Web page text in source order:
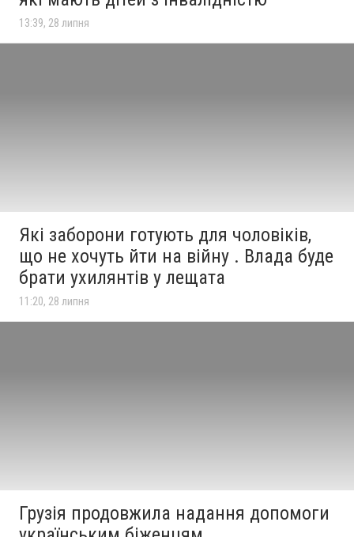
13:39, 28 липня
Які заборони готують для чоловіків,
що не хочуть йти на війну . Влада буде
брати ухилянтів у лещата
11:20, 28 липня
Грузія продовжила надання допомоги